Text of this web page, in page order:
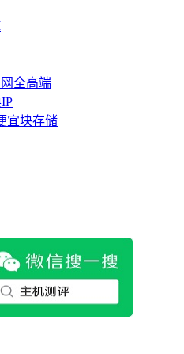
全高端
宜块存储